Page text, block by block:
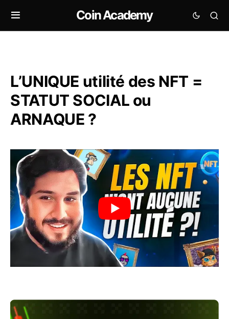
Coin Academy
L’UNIQUE utilité des NFT =
STATUT SOCIAL ou
ARNAQUE ?